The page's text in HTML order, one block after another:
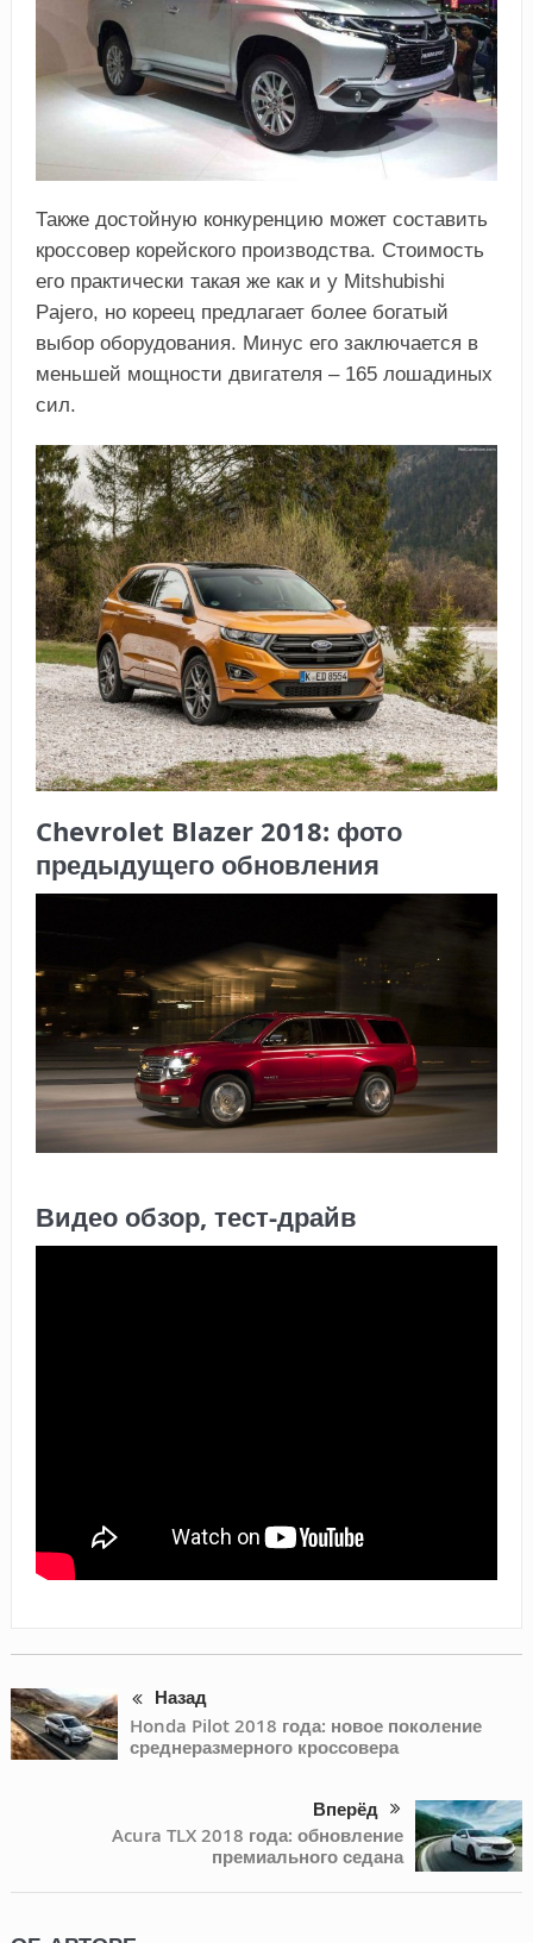
Также достойную конкуренцию может составить
кроссовер корейского производства. Стоимость
его практически такая же как и у Mitshubishi
Pajero, но кореец предлагает более богатый
выбор оборудования. Минус его заключается в
меньшей мощности двигателя – 165 лошадиных
сил.
Chevrolet Blazer 2018: фото
предыдущего обновления
Видео обзор, тест-драйв
Назад
Honda Pilot 2018 года: новое поколение
среднеразмерного кроссовера
Вперёд
Acura TLX 2018 года: обновление
премиального седана